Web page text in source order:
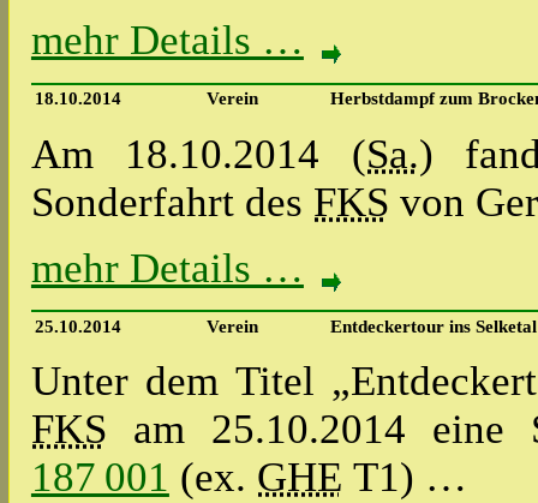
mehr Details …
18.10.2014 Verein Herbstdampf zum
Am 18.10.2014 (Sa.)
Sonderfahrt des FKS von
mehr Details …
25.10.2014 Verein Entdeckertour ins
Unter dem Titel
FKS am 25.10.2014
187 001 (ex. GHE T1) …